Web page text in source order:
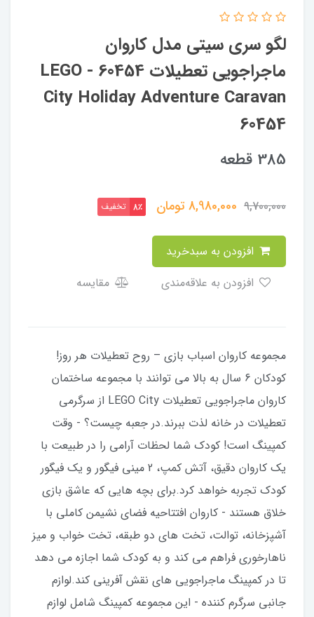
لگو سری سیتی مدل کاروان
ماجراجویی تعطیلات 60454 - LEGO
City Holiday Adventure Caravan
60454
385 قطعه
9,700,000
8,980,000تومان 8٪ تخفیف
مقایسه
مجموعه کاروان اسباب بازی – روح تعطیلات هر روز!
کودکان 6 سال به بالا می توانند با مجموعه ساختمان
کاروان ماجراجویی تعطیلات LEGO City از سرگرمی
تعطیلات در خانه لذت ببرند.در جعبه چیست؟ - وقت
کمپینگ است! کودک شما لحظات آرامی را در طبیعت با
یک کاروان دقیق، آتش کمپ، 2 مینی فیگور و یک فیگور
کودک تجربه خواهد کرد.برای بچه هایی که عاشق بازی
خلاق هستند - کاروان افتتاحیه فضای نشیمن کاملی با
آشپزخانه، توالت، تخت های دو طبقه، تخت خواب و میز
ناهارخوری فراهم می کند و به کودک شما اجازه می دهد
تا در کمپینگ ماجراجویی های نقش آفرینی کند.لوازم
جانبی سرگرم کننده - این مجموعه کمپینگ شامل لوازم